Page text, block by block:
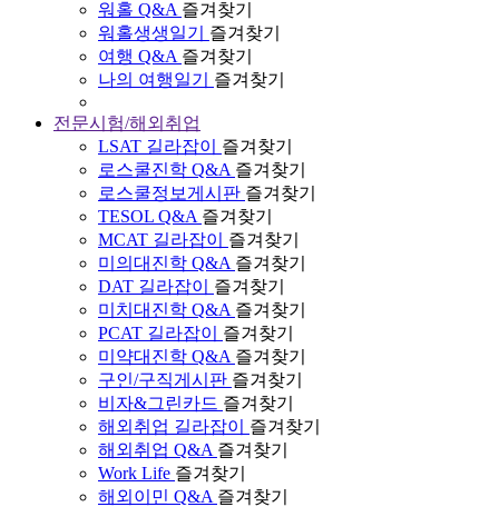
워홀 Q&A 즐겨찾기
워홀생생일기
즐겨찾기
여행 Q&A 즐겨찾기
나의 여행일기
즐겨찾기
전문시험/해외취업
LSAT 길라잡이
즐겨찾기
로스쿨진학 Q&A 즐겨찾기
로스쿨정보게시판 즐겨찾기
TESOL Q&A 즐겨찾기
MCAT 길라잡이
즐겨찾기
미의대진학 Q&A 즐겨찾기
DAT 길라잡이
즐겨찾기
미치대진학 Q&A 즐겨찾기
PCAT 길라잡이
즐겨찾기
미약대진학 Q&A 즐겨찾기
구인/구직게시판 즐겨찾기
비자&그린카드 즐겨찾기
해외취업 길라잡이
즐겨찾기
해외취업 Q&A 즐겨찾기
Work Life 즐겨찾기
해외이민 Q&A 즐겨찾기